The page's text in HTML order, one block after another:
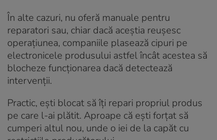
În alte cazuri, nu oferă manuale pentru
reparatori sau, chiar dacă aceștia reușesc
operațiunea, companiile plasează cipuri pe
electronicele produsului astfel încât acestea să
blocheze funcționarea dacă detectează
intervenții.
Practic, ești blocat să îți repari propriul produs
pe care l-ai plătit. Aproape că ești forțat să
cumperi altul nou, unde o iei de la capăt cu